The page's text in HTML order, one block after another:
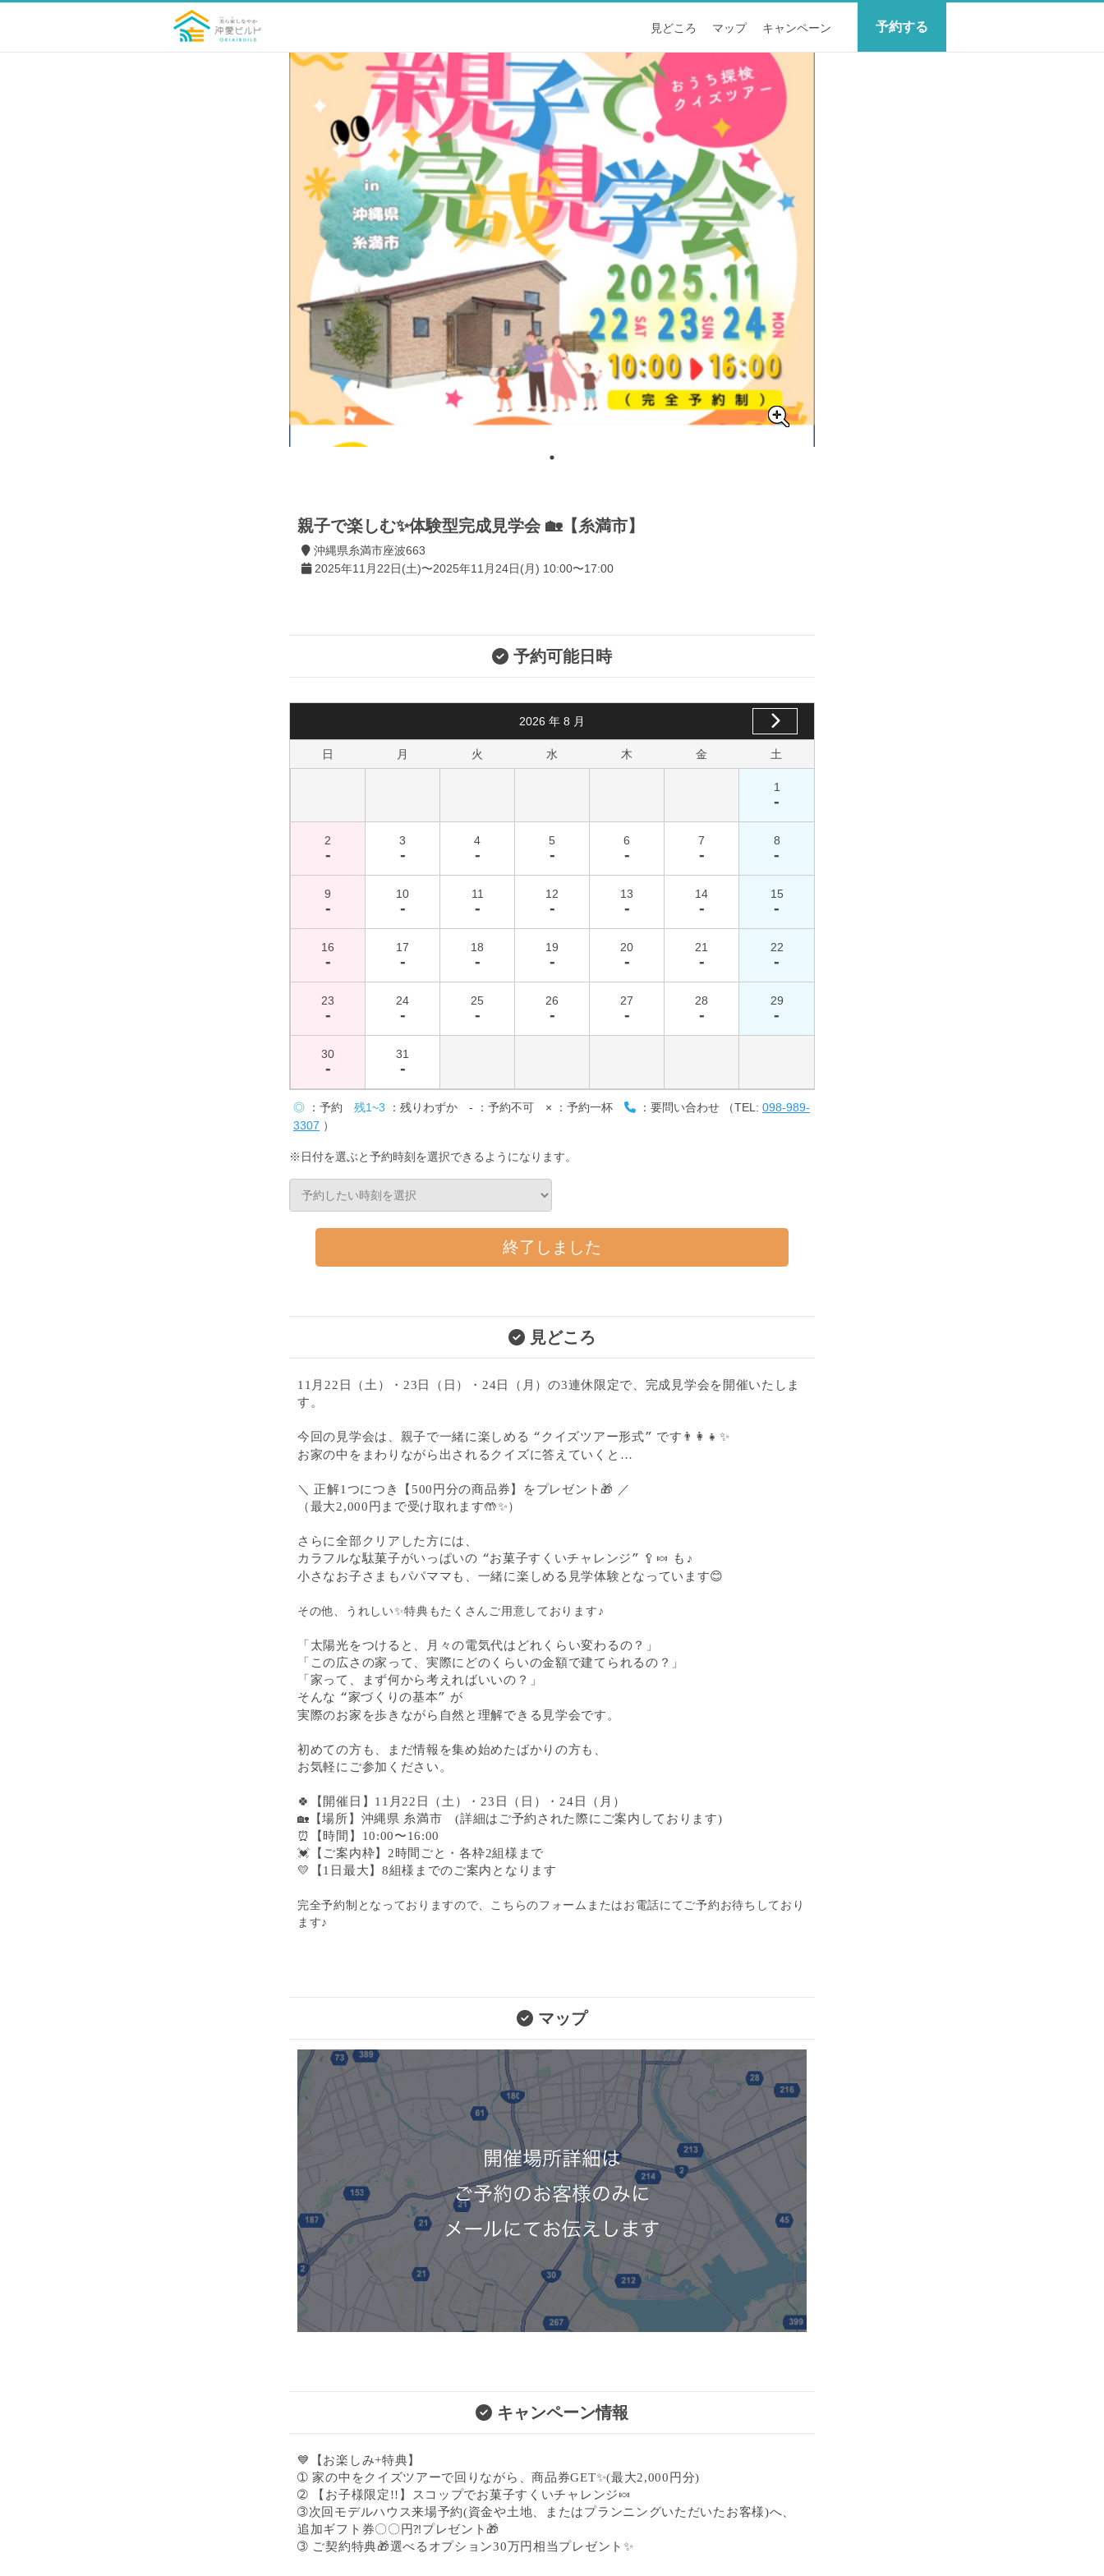
見どころ マップ キャンペーン 予約する
親子で楽しむ✨体験型完成見学会 🏡【糸満市】
沖縄県糸満市座波663
2025年11月22日(土)〜2025年11月24日(月) 10:00〜17:00
予約可能日時
2026 年 8 月
日 月 火 水 木 金 土
1
-
2
-
3
-
4
-
5
-
6
-
7
-
8
-
9
-
10
-
11
-
12
-
13
-
14
-
15
-
16
-
17
-
18
-
19
-
20
-
21
-
22
-
23
-
24
-
25
-
26
-
27
-
28
-
29
-
30
-
31
-
◎ ：予約 残1~3 ：残りわずか - ：予約不可 × ：予約一杯 ：要問い合わせ （TEL: 098-989-
3307 ）
※日付を選ぶと予約時刻を選択できるようになります。
終了しました
見どころ
11月22日（土）・23日（日）・24日（月）の3連休限定で、 完成見学会を開催いたしま
す。
今回の見学会は、親子で一緒に楽しめる “ クイズツアー形式” です 👨‍👩‍👧✨
お家の中をまわりながら出されるクイズに答えていくと…
＼ 正解1つにつき【500円分の商品券】をプレゼント 🎁
／
（最大2,000円まで受け取れます🤲✨）
さらに全部クリアした方には、
カラフルな駄菓子がいっぱいの “お菓子すくいチャレンジ” 🥄🍬 も ♪
小さなお子さまもパパママも、一緒に楽しめる見学体験となっています😊
その他、うれしい✨特典もたくさんご用意しております♪
「太陽光をつけると、月々の電気代はどれくらい変わるの？」
「この広さの家って、実際にどのくらいの金額で建てられるの？」
「家って、まず何から考えればいいの？」
そんな “家づくりの基本” が
実際のお家を歩きながら自然と理解できる見学会です。
初めての方も、まだ情報を集め始めたばかりの方も、
お気軽にご参加ください。
🍀【開催日】11月22日（土）・23日（日）・24日（月）
🏡 【場所】沖縄県 糸満市 (詳細はご予約された際にご案内しております)
⏰【時間】10:00〜16:00
💓 【ご案内枠】2時間ごと・各枠2組様まで
💛【1日最大】8組様までのご案内となります
完全予約制となっておりますので、こちらのフォームまたはお電話にてご予約お待ちしており
ます♪
マップ
キャンペーン情報
💙【お楽しみ+特典】
➀ 家の中をクイズツアーで回りながら、商品券GET✨(最大2,000円分)
➁ 【お子様限定!!】スコップでお菓子すくいチャレンジ🍬
➂次回モデルハウス来場予約(資金や土地、またはプランニングいただいたお客様)へ、
追加ギフト券〇〇円⁈プレゼント🎁
➂ ご契約特典🎁選べるオプション30万円相当プレゼント✨